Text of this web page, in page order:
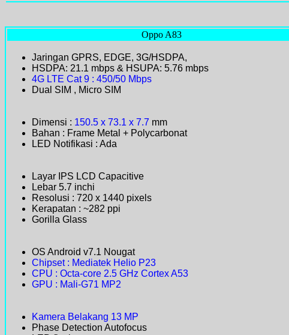
Oppo A83
Jaringan GPRS, EDGE, 3G/HSDPA,
HSDPA: 21.1 mbps & HSUPA: 5.76 mbps
4G LTE Cat 9 : 450/50 Mbps
Dual SIM , Micro SIM
Dimensi : 150.5 x 73.1 x 7.7 mm
Bahan : Frame Metal + Polycarbonat
LED Notifikasi : Ada
Layar IPS LCD Capacitive
Lebar 5.7 inchi
Resolusi : 720 x 1440 pixels
Kerapatan : ~282 ppi
Gorilla Glass
OS Android v7.1 Nougat
Chipset : Mediatek Helio P23
CPU : Octa-core 2.5 GHz Cortex A53
GPU : Mali-G71 MP2
Kamera Belakang 13 MP
Phase Detection Autofocus